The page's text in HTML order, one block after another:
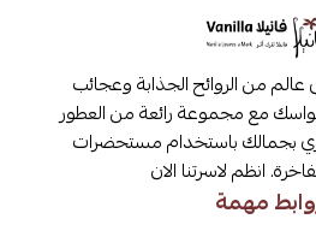
عالم من الروائح الجذابة وعجائب
مع مجموعة رائعة من العطور
بجمالك باستخدام مستحضرات
انظم لاسرتنا الان
مهمة